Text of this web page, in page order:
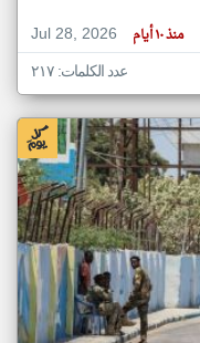
Jul 28, 2026
منذ ١٠ أيام
عدد الكلمات: ٢١٧